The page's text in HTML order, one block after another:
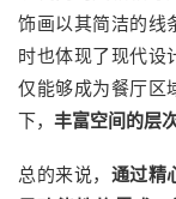
饰画以其简洁的线
时也体现了现代设
仅能够成为餐厅区
下， 丰富空间的层
总的来说， 通过精